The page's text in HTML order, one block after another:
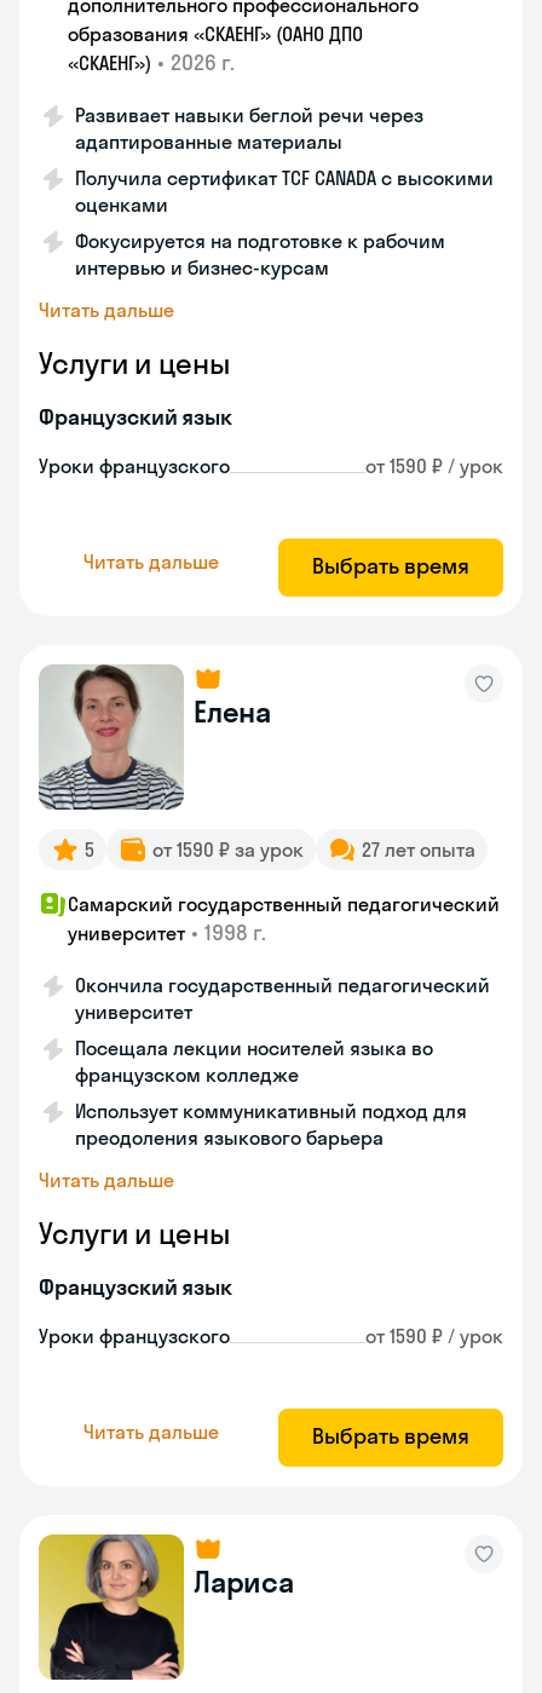
дополнительного профессионального
образования «СКАЕНГ» (ОАНО ДПО
«СКАЕНГ») • 2026 г.
Развивает навыки беглой речи через
адаптированные материалы
Получила сертификат TCF CANADA с высокими
оценками
Фокусируется на подготовке к рабочим
интервью и бизнес-курсам
Читать дальше
Услуги и цены
Французский язык
Уроки французского от 1590 ₽ / урок
Читать дальше Выбрать время
Елена
5 от 1590 ₽ за урок 27 лет опыта
Самарский государственный педагогический
университет • 1998 г.
Окончила государственный педагогический
университет
Посещала лекции носителей языка во
французском колледже
Использует коммуникативный подход для
преодоления языкового барьера
Читать дальше
Услуги и цены
Французский язык
Уроки французского от 1590 ₽ / урок
Читать дальше Выбрать время
Лариса